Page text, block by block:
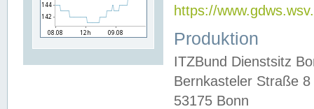
https://
Produktion
ITZBund Dienstsitz
Bernkasteler Straße 8
53175 Bonn